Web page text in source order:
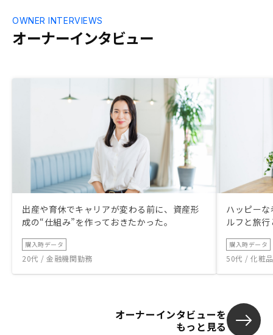
オーナーインタビュー
OWNER INTERVIEWS
出産や育休でキャリアが変わる前に、資産形
成の“仕組み”を作っておきたかった。
購入時データ
20代 / 金融機関勤務
ハッピー
ルフと旅
購入時データ
50代 / 化粧
オーナーインタビューを
もっと見る